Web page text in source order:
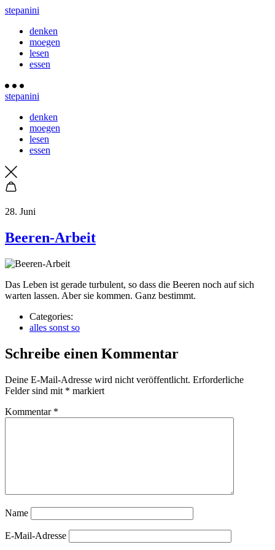
stepanini
denken
moegen
lesen
essen
stepanini
denken
moegen
lesen
essen
28. Juni
Beeren-Arbeit
Das Leben ist gerade turbulent, so dass die Beeren noch auf sich
warten lassen. Aber sie kommen. Ganz bestimmt.
Categories:
alles sonst so
Schreibe einen Kommentar
Deine E-Mail-Adresse wird nicht veröffentlicht. Erforderliche
Felder sind mit * markiert
Kommentar *
Name
E-Mail-Adresse